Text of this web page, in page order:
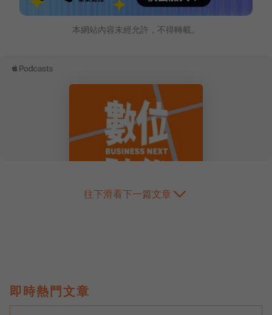
本網站內容未經允許，不得轉載。
往下滑看下一篇文章
即時熱門文章